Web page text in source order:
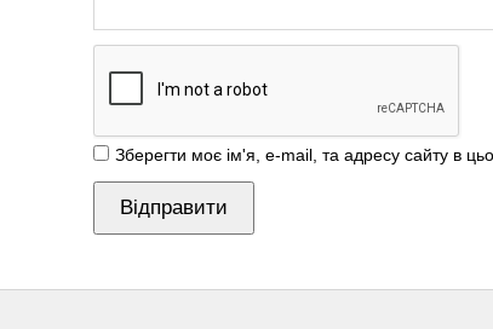
Зберегти моє ім'я, e-mail, та адресу сайту в